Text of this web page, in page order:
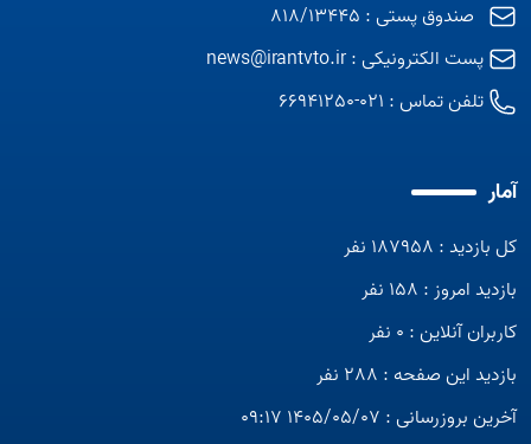
صندوق پستی : 818/13445
پست الکترونیکی :news@irantvto.ir
تلفن تماس : 021-66941250
آمار
کل بازدید : 187958 نفر
بازدید امروز : 158 نفر
کاربران آنلاین : 0 نفر
بازدید این صفحه : 288 نفر
آخرین بروزرسانی : 1405/05/07 09:17